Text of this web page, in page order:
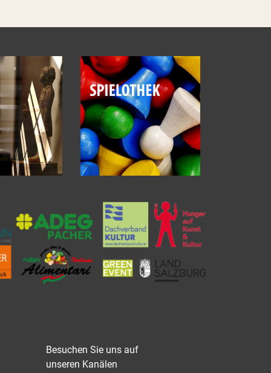
Besuchen Sie uns auf
unseren Kanälen